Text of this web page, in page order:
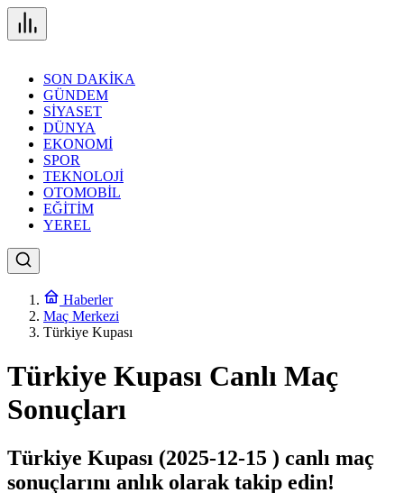
SON DAKİKA
GÜNDEM
SİYASET
DÜNYA
EKONOMİ
SPOR
TEKNOLOJİ
OTOMOBİL
EĞİTİM
YEREL
Haberler
Maç Merkezi
Türkiye Kupası
Türkiye Kupası Canlı Maç
Sonuçları
Türkiye Kupası (2025-12-15 ) canlı maç
sonuçlarını anlık olarak takip edin!